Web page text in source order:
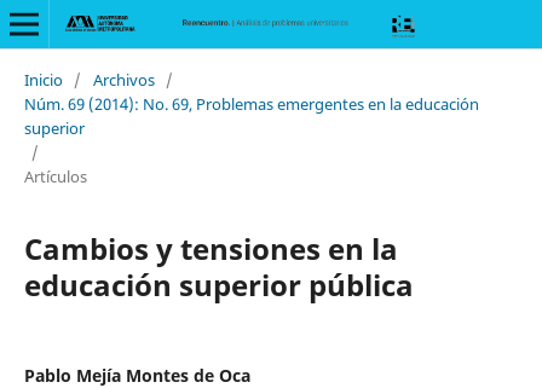
Inicio / Archivos /
Núm. 69 (2014): No. 69, Problemas emergentes en la educación
superior
/
Artículos
Cambios y tensiones en la
educación superior pública
Pablo Mejía Montes de Oca